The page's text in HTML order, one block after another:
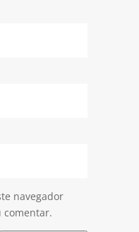
navegador
comentar.